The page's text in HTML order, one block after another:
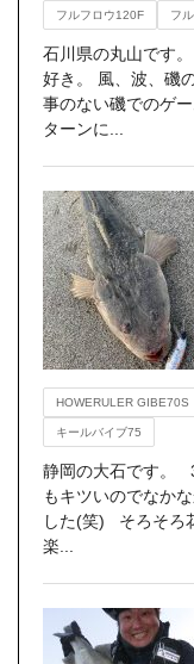
フルフロウ120F フ
石川県の丸山です
好き。 風、波、磯
事のない磯でのゲ
ターンに...
HOWERULER GIBE70S
キールバイブ75
静岡の大石です。
もキツいのでなか
した(笑) そろそろ
楽...